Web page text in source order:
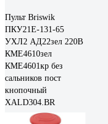
Пульт Briswik
ПКУ21Е-131-65
УХЛ2 АД22зел 220В
КМЕ4610зел
КМЕ4601кр без
сальников пост
кнопочный
XALD304.BR